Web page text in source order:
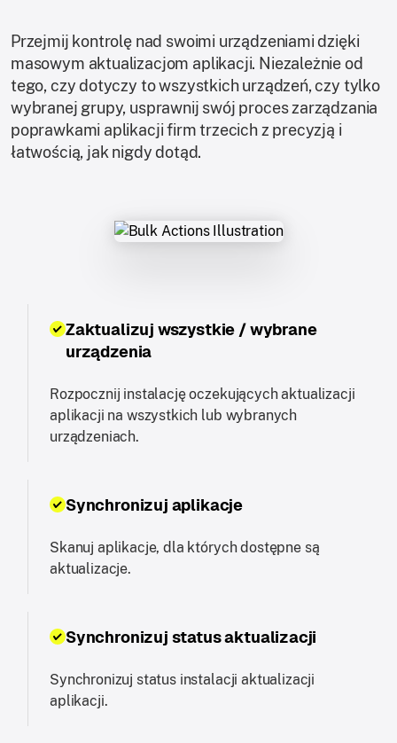
Przejmij kontrolę nad swoimi urządzeniami dzięki
masowym aktualizacjom aplikacji. Niezależnie od
tego, czy dotyczy to wszystkich urządzeń, czy tylko
wybranej grupy, usprawnij swój proces zarządzania
poprawkami aplikacji firm trzecich z precyzją i
łatwością, jak nigdy dotąd.
Zaktualizuj wszystkie / wybrane
urządzenia
Rozpocznij instalację oczekujących aktualizacji
aplikacji na wszystkich lub wybranych
urządzeniach.
Synchronizuj aplikacje
Skanuj aplikacje, dla których dostępne są
aktualizacje.
Synchronizuj status aktualizacji
Synchronizuj status instalacji aktualizacji
aplikacji.